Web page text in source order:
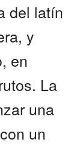
del latín
y
en
La
una
un